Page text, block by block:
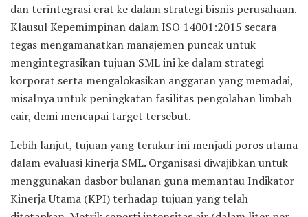
dan terintegrasi erat ke dalam strategi bisnis perusahaan.
Klausul Kepemimpinan dalam ISO 14001:2015 secara
tegas mengamanatkan manajemen puncak untuk
mengintegrasikan tujuan SML ini ke dalam strategi
korporat serta mengalokasikan anggaran yang memadai,
misalnya untuk peningkatan fasilitas pengolahan limbah
cair, demi mencapai target tersebut.
Lebih lanjut, tujuan yang terukur ini menjadi poros utama
dalam evaluasi kinerja SML. Organisasi diwajibkan untuk
menggunakan dasbor bulanan guna memantau Indikator
Kinerja Utama (KPI) terhadap tujuan yang telah